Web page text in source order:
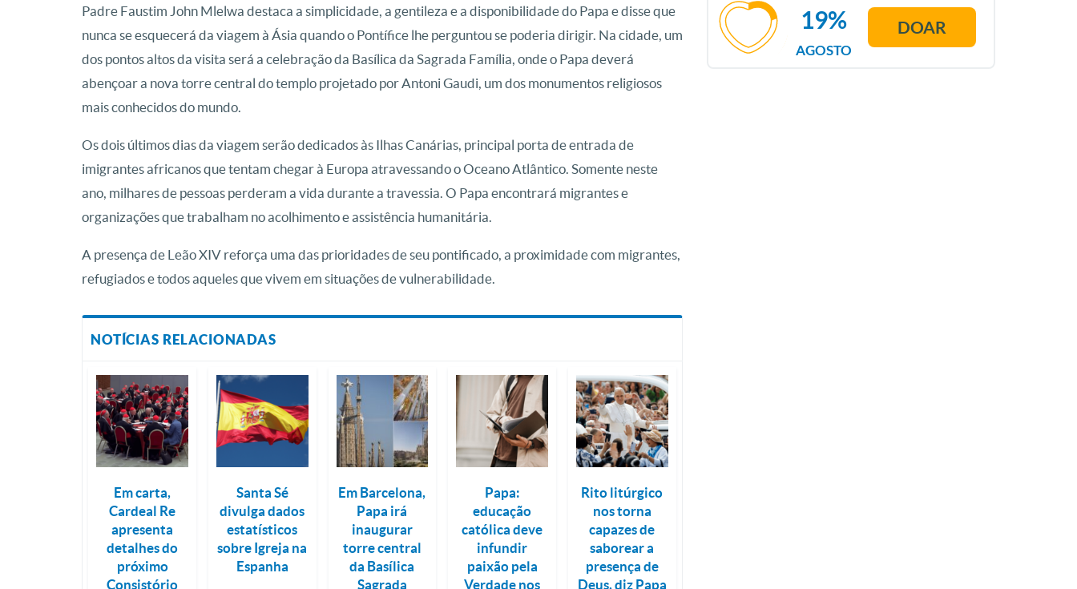
Padre Faustim John Mlelwa destaca a simplicidade, a gentileza e a disponibilidade do Papa e disse que
nunca se esquecerá da viagem à Ásia quando o Pontífice lhe perguntou se poderia dirigir. Na cidade, um
dos pontos altos da visita será a celebração da Basílica da Sagrada Família, onde o Papa deverá
abençoar a nova torre central do templo projetado por Antoni Gaudi, um dos monumentos religiosos
mais conhecidos do mundo.
Os dois últimos dias da viagem serão dedicados às Ilhas Canárias, principal porta de entrada de
imigrantes africanos que tentam chegar à Europa atravessando o Oceano Atlântico. Somente neste
ano, milhares de pessoas perderam a vida durante a travessia. O Papa encontrará migrantes e
organizações que trabalham no acolhimento e assistência humanitária.
A presença de Leão XIV reforça uma das prioridades de seu pontificado, a proximidade com migrantes,
refugiados e todos aqueles que vivem em situações de vulnerabilidade.
NOTÍCIAS RELACIONADAS
Em carta,
Cardeal Re
apresenta
detalhes do
próximo
Consistório
Santa Sé
divulga dados
estatísticos
sobre Igreja na
Espanha
Em Barcelona,
Papa irá
inaugurar
torre central
da Basílica
Sagrada
Papa:
educação
católica deve
infundir
paixão pela
Verdade nos
Rito litúrgico
nos torna
capazes de
saborear a
presença de
Deus, diz Papa
AGOSTO
19% DOAR